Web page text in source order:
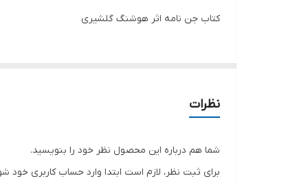
کتاب جن نامه اثر هوشنگ گلشیری
نظرات
شما هم درباره این محصول نظر خود را بنویسید.
برای ثبت نظر، لازم است ابتدا وارد حساب کاربری خود